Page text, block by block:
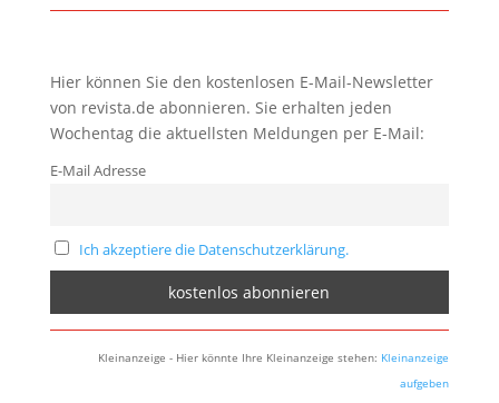
Hier können Sie den kostenlosen E-Mail-Newsletter
von revista.de abonnieren. Sie erhalten jeden
Wochentag die aktuellsten Meldungen per E-Mail:
E-Mail Adresse
Ich akzeptiere die Datenschutzerklärung.
Kleinanzeige - Hier könnte Ihre Kleinanzeige stehen: Kleinanzeige
aufgeben